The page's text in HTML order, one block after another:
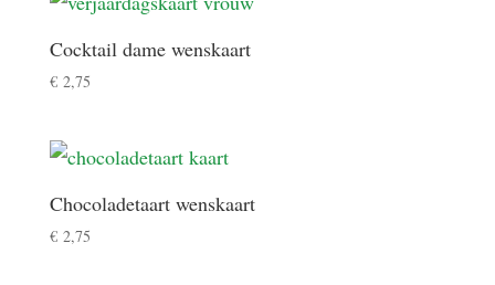
Cocktail dame wenskaart
€2,75
Chocoladetaart wenskaart
€2,75